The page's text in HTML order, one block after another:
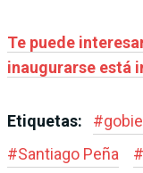
Te puede
inaugurarse está
Etiquetas: #
#Santiago Peña #